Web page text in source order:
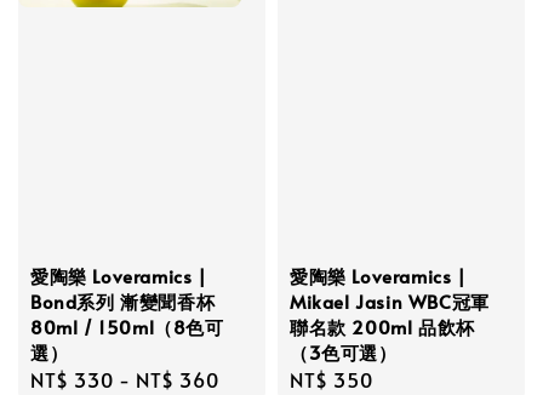
愛陶樂 Loveramics |
Bond系列 漸變聞香杯
80ml / 150ml（8色可
選）
Regular
NT$ 330 - NT$ 360
愛陶樂 Loveramics |
Mikael Jasin WBC冠軍
聯名款 200ml 品飲杯
（3色可選）
Regular
NT$ 350